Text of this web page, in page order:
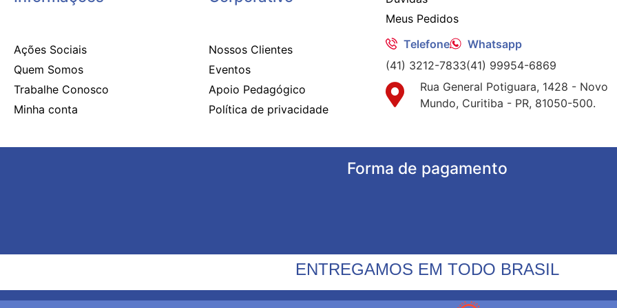
Ações Sociais
Quem Somos
Trabalhe Conosco
Minha conta
Nossos Clientes
Eventos
Apoio Pedagógico
Política de privacidade
Meus Pedidos
Telefone
Whatsapp
(41) 3212-7833(41) 99954-6869
Rua General Potiguara, 1428 - Novo
Mundo, Curitiba - PR, 81050-500.
Forma de pagamento
ENTREGAMOS EM TODO BRASIL